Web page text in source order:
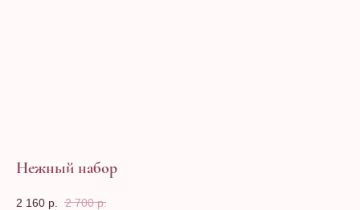
Нежный набор
2 160 р. 2 700 р.